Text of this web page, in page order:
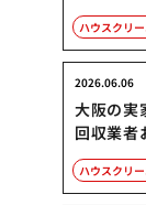
ハウスクリ
大阪の実
回収業者
2026.06.06
ハウスクリ